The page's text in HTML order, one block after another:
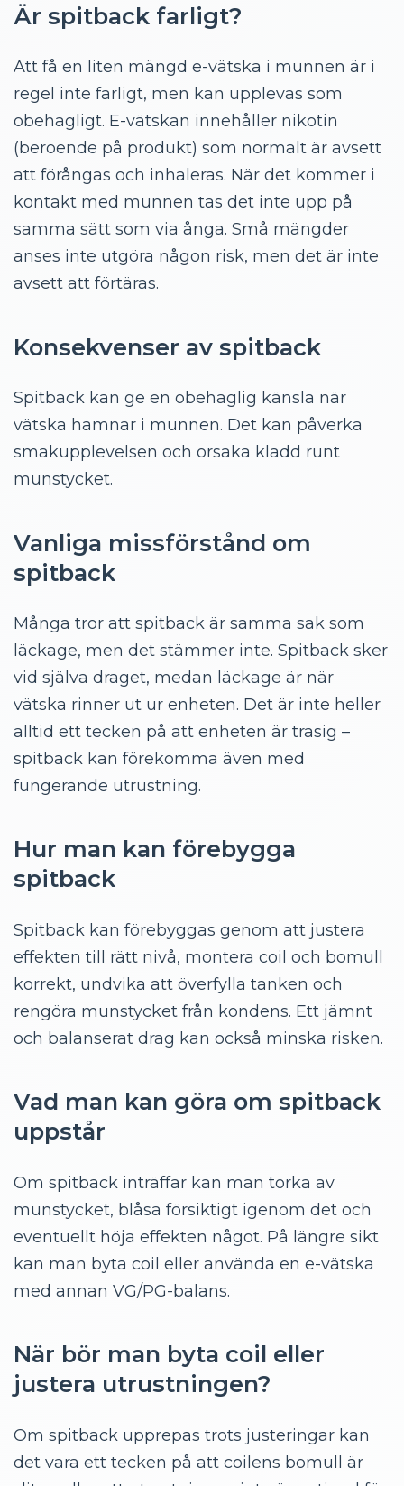
Är spitback farligt?
Att få en liten mängd e-vätska i munnen är i
regel inte farligt, men kan upplevas som
obehagligt. E-vätskan innehåller nikotin
(beroende på produkt) som normalt är avsett
att förångas och inhaleras. När det kommer i
kontakt med munnen tas det inte upp på
samma sätt som via ånga. Små mängder
anses inte utgöra någon risk, men det är inte
avsett att förtäras.
Konsekvenser av spitback
Spitback kan ge en obehaglig känsla när
vätska hamnar i munnen. Det kan påverka
smakupplevelsen och orsaka kladd runt
munstycket.
Vanliga missförstånd om
spitback
Många tror att spitback är samma sak som
läckage, men det stämmer inte. Spitback sker
vid själva draget, medan läckage är när
vätska rinner ut ur enheten. Det är inte heller
alltid ett tecken på att enheten är trasig –
spitback kan förekomma även med
fungerande utrustning.
Hur man kan förebygga
spitback
Spitback kan förebyggas genom att justera
effekten till rätt nivå, montera coil och bomull
korrekt, undvika att överfylla tanken och
rengöra munstycket från kondens. Ett jämnt
och balanserat drag kan också minska risken.
Vad man kan göra om spitback
uppstår
Om spitback inträffar kan man torka av
munstycket, blåsa försiktigt igenom det och
eventuellt höja effekten något. På längre sikt
kan man byta coil eller använda en e-vätska
med annan VG/PG-balans.
När bör man byta coil eller
justera utrustningen?
Om spitback upprepas trots justeringar kan
det vara ett tecken på att coilens bomull är